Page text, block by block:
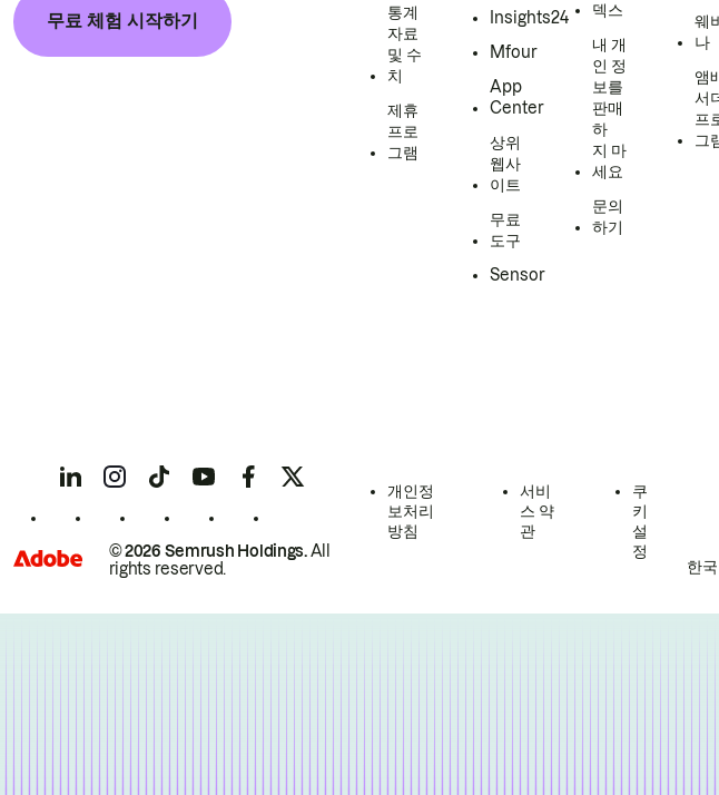
무료 체험 시작하기
통계
자료
및 수
치
제휴
프로
그램
Insights24
Mfour
App
Center
상위
웹사
이트
무료
도구
Sensor
덱스
내 개
인 정
보를
판매
하
지 마
세요
문의
하기
웨
나
앰
서
프
그
© 2026 Semrush Holdings.All
rights reserved.
개인정
보처리
방침
서비
스 약
관
쿠
키
설
정
한